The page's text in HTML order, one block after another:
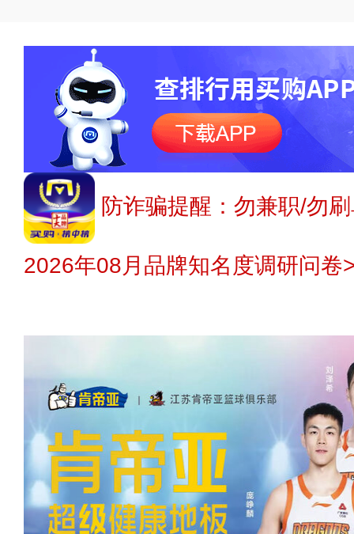
防诈骗提醒：勿兼职/勿
2026年08月品牌知名度调研问卷